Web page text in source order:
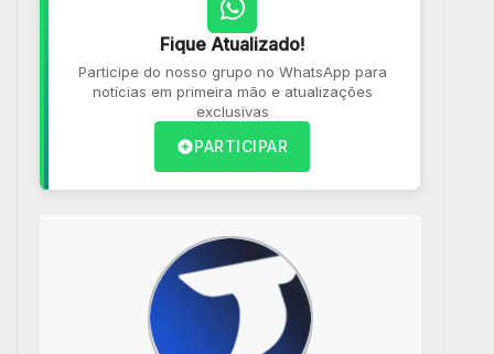
Fique Atualizado!
Participe do nosso grupo no WhatsApp para
notícias em primeira mão e atualizações
exclusivas
PARTICIPAR